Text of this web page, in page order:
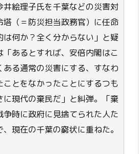
井絵理子氏を千葉などの災害対
塔（＝防災担当政務官）に任命
は何か？全く分からない」と疑
あるとすれば、安倍内閣はこ
ある通常の災害にする、すなわ
ことをなかったことにするつも
に現代の棄民だ」と糾弾。「棄
争時に政府に見捨てられた人た
現在の千葉の窮状に重ねた。